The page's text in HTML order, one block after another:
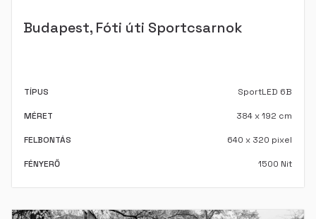
Budapest, Fóti úti Sportcsarnok
TÍPUS SportLED 6B
MÉRET 384 x 192 cm
FELBONTÁS 640 x 320 pixel
FÉNYERŐ 1500 Nit